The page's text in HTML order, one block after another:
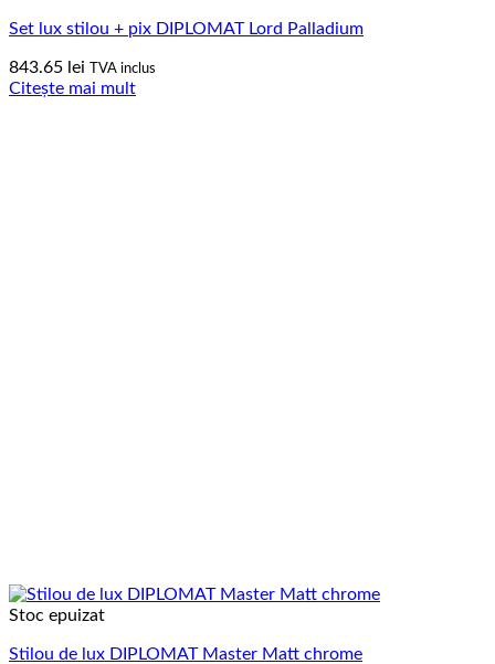
Set lux stilou + pix DIPLOMAT Lord Palladium
843.65 lei TVA inclus
Citește mai mult
Stoc epuizat
Stilou de lux DIPLOMAT Master Matt chrome